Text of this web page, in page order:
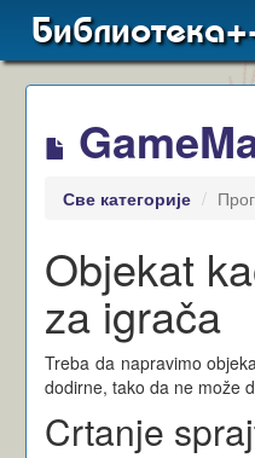
Све категорије
Objekat
za igrača
Treba da napravimo
dodirne, tako da ne može
Crtanje